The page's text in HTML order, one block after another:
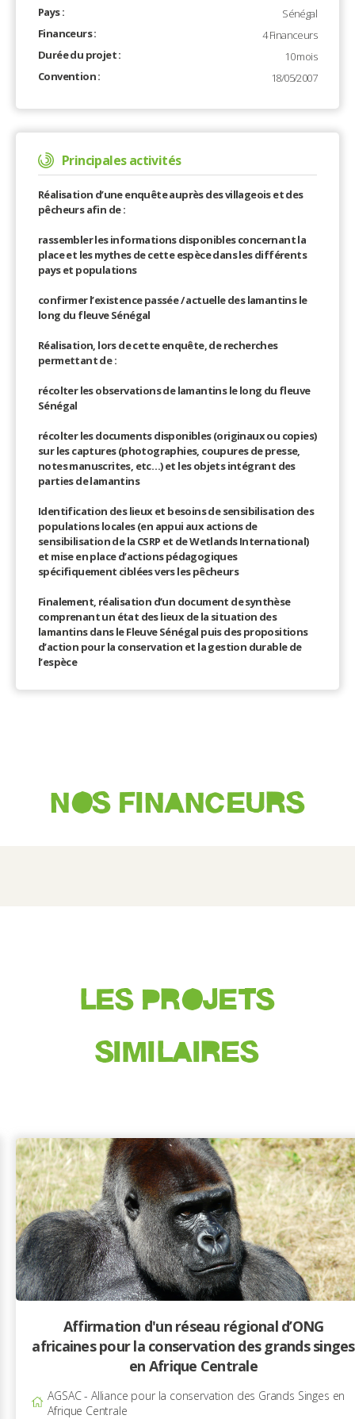
Pays :
Sénégal
Financeurs :
4 Financeurs
Durée du projet :
10 mois
Convention :
18/05/2007
Principales activités
Réalisation d’une enquête auprès des villageois et des
pêcheurs afin de :
rassembler les informations disponibles concernant la
place et les mythes de cette espèce dans les différents
pays et populations
confirmer l’existence passée / actuelle des lamantins le
long du fleuve Sénégal
Réalisation, lors de cette enquête, de recherches
permettant de :
récolter les observations de lamantins le long du fleuve
Sénégal
récolter les documents disponibles (originaux ou copies)
sur les captures (photographies, coupures de presse,
notes manuscrites, etc…) et les objets intégrant des
parties de lamantins
Identification des lieux et besoins de sensibilisation des
populations locales (en appui aux actions de
sensibilisation de la CSRP et de Wetlands International)
et mise en place d’actions pédagogiques
spécifiquement ciblées vers les pêcheurs
Finalement, réalisation d’un document de synthèse
comprenant un état des lieux de la situation des
lamantins dans le Fleuve Sénégal puis des propositions
d’action pour la conservation et la gestion durable de
l’espèce
NOS FINANCEURS
LES PROJETS
SIMILAIRES
Affirmation d'un réseau régional d’ONG
africaines pour la conservation des grands singes
en Afrique Centrale
AGSAC - Alliance pour la conservation des Grands Singes en
Afrique Centrale